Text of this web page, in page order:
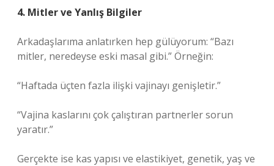
4. Mitler ve Yanlış Bilgiler
Arkadaşlarıma anlatırken hep gülüyorum: “Bazı
mitler, neredeyse eski masal gibi.” Örneğin:
“Haftada üçten fazla ilişki vajinayı genişletir.”
“Vajina kaslarını çok çalıştıran partnerler sorun
yaratır.”
Gerçekte ise kas yapısı ve elastikiyet, genetik, yaş ve